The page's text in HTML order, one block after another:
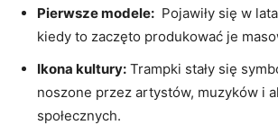
Pierwsze modele:
Pojawiły się​ w
kiedy ‌to zaczęto produkować je
Ikona kultury: Trampki stały ⁤się
⁢noszone ‍przez artystów, ​muzyków i⁤
społecznych.